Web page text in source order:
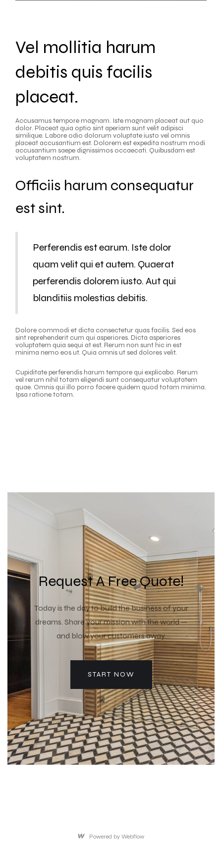
Vel mollitia harum
debitis quis facilis
placeat.
Accusamus tempore magnam. Iste magnam placeat aut quo
dolor. Placeat quia optio sint aperiam sunt velit adipisci
similique. Labore odio dolorum voluptate iusto vel omnis
placeat accusantium est. Dolorem est expedita nostrum modi
accusantium saepe dignissimos occaecati. Quibusdam est
voluptatem nostrum.
Officiis harum consequatur
est sint.
Perferendis est earum. Iste dolor
quam velit qui et autem. Quaerat
perferendis dolorem iusto. Aut qui
blanditiis molestias debitis.
Dolore commodi et dicta consectetur quas facilis. Sed eos
sint reprehenderit cum qui asperiores. Dicta asperiores
voluptatem quia sequi at est. Rerum non sunt hic in est
minima nemo eos ut. Quia omnis ut sed dolores velit.
Cupiditate perferendis harum tempore qui explicabo. Rerum
vel rerum nihil totam eligendi sunt consequatur voluptatem
quae. Omnis qui illo porro facere quidem quod totam minima.
Ipsa ratione totam.
Request A Free Quote!
Today is the day to build the business of your
dreams. Share your mission with the world —
and blow your customers away.
START NOW
Powered by Webflow